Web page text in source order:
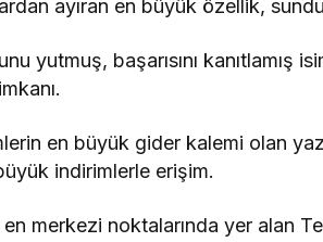
ayıran en büyük özellik,
yutmuş, başarısını kanıtlamış
en büyük gider kalemi olan
indirimlerle erişim.
en merkezi noktalarında yer alan